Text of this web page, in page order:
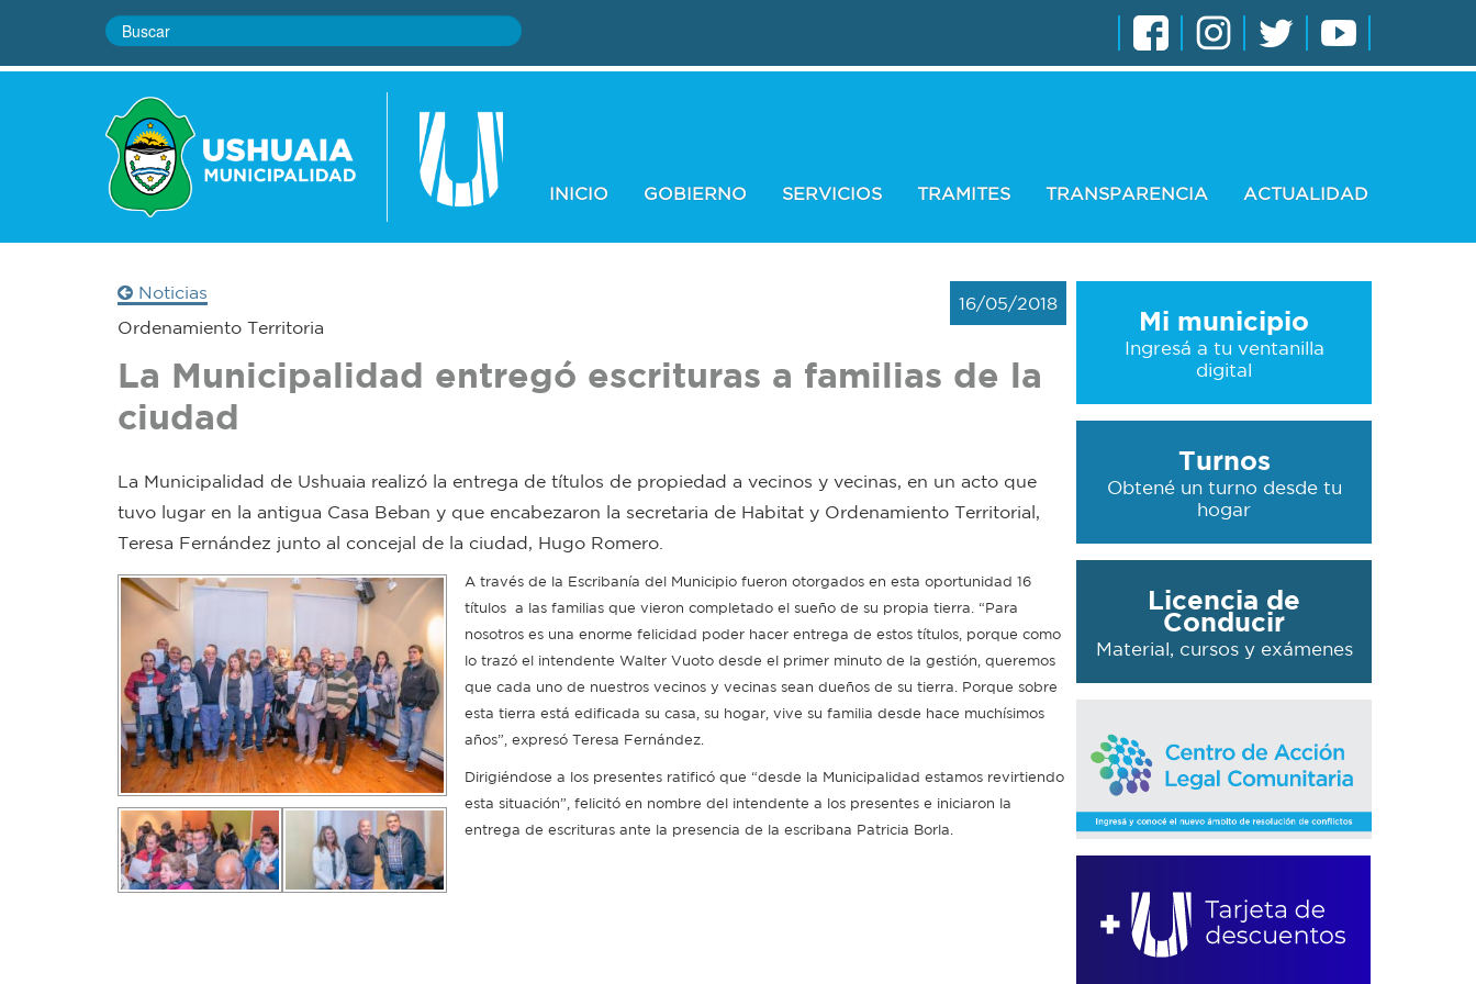
INICIO GOBIERNO SERVICIOS TRAMITES TRANSPARENCIA ACTUALIDAD
Noticias
16/05/2018
Ordenamiento Territoria
La Municipalidad entregó escrituras a familias de la
ciudad
La Municipalidad de Ushuaia realizó la entrega de títulos de propiedad a vecinos y vecinas, en un acto que
tuvo lugar en la antigua Casa Beban y que encabezaron la secretaria de Habitat y Ordenamiento Territorial,
Teresa Fernández junto al concejal de la ciudad, Hugo Romero.
A través de la Escribanía del Municipio fueron otorgados en esta oportunidad 16
títulos a las familias que vieron completado el sueño de su propia tierra. “Para
nosotros es una enorme felicidad poder hacer entrega de estos títulos, porque como
lo trazó el intendente Walter Vuoto desde el primer minuto de la gestión, queremos
que cada uno de nuestros vecinos y vecinas sean dueños de su tierra. Porque sobre
esta tierra está edificada su casa, su hogar, vive su familia desde hace muchísimos
años”, expresó Teresa Fernández.
Dirigiéndose a los presentes ratificó que “desde la Municipalidad estamos revirtiendo
esta situación”, felicitó en nombre del intendente a los presentes e iniciaron la
entrega de escrituras ante la presencia de la escribana Patricia Borla.
Mi municipio
Ingresá a tu ventanilla
digital
Turnos
Obtené un turno desde tu
hogar
Licencia de
Conducir
Material, cursos y exámenes